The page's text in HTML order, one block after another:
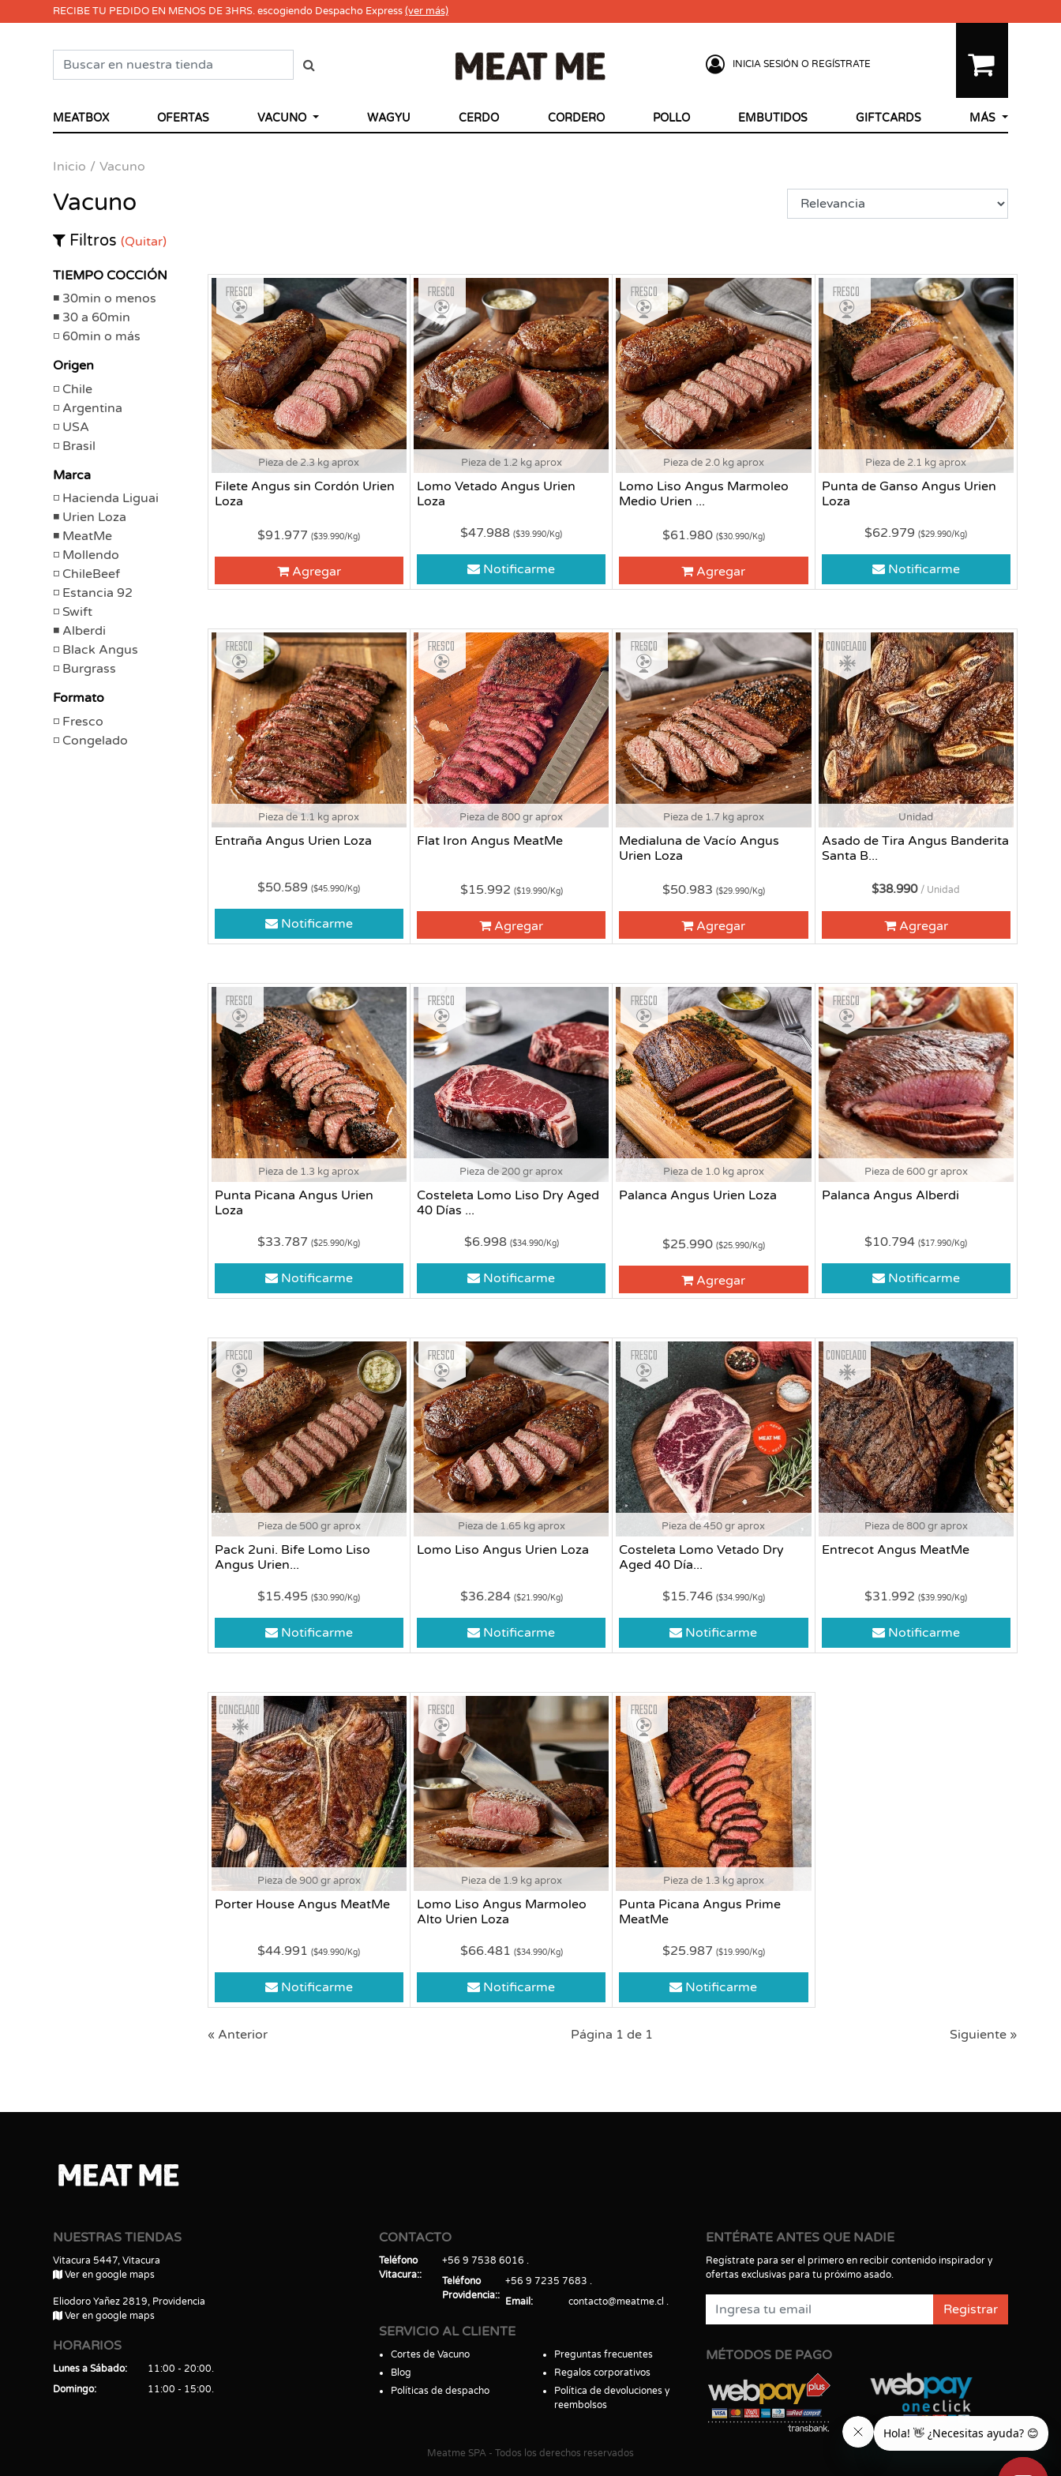
RECIBE TU PEDIDO EN MENOS DE 3HRS. escogiendo Despacho Express(ver más)
INICIA SESIÓN O REGÍSTRATE
MEATBOX OFERTAS VACUNO WAGYU CERDO CORDERO POLLO EMBUTIDOS GIFTCARDS MÁS
Inicio Vacuno
Vacuno
Filtros (Quitar)
TIEMPO COCCIÓN
30min o menos
30 a 60min
60min o más
Origen
Chile
Argentina
USA
Brasil
Marca
Hacienda Liguai
Urien Loza
MeatMe
Mollendo
ChileBeef
Estancia 92
Swift
Alberdi
Black Angus
Burgrass
Formato
Fresco
Congelado
Pieza de 2.3 kg aprox
Filete Angus sin Cordón Urien
Loza
Fresco
$91.977($39.990/Kg)
Agregar
Pieza de 1.2 kg aprox
Lomo Vetado Angus Urien
Loza
Fresco
$47.988($39.990/Kg)
Notificarme
Pieza de 2.0 kg aprox
Lomo Liso Angus Marmoleo
Medio Urien ...
Fresco
$61.980 ($30.990/Kg)
Agregar
Pieza de 2.1 kg aprox
Punta de Ganso Angus Urien
Loza
Fresco
$62.979($29.990/Kg)
Notificarme
Pieza de 1.1 kg aprox
Entraña Angus Urien Loza
Fresco
$50.589($45.990/Kg)
Notificarme
Pieza de 800 gr aprox
Flat Iron Angus MeatMe
Fresco
$15.992 ($19.990/Kg)
Agregar
Pieza de 1.7 kg aprox
Medialuna de Vacío Angus
Urien Loza
Fresco
$50.983 ($29.990/Kg)
Agregar
Unidad
Asado de Tira Angus Banderita
Santa B...
Congelado
$38.990 / Unidad
Agregar
Pieza de 1.3 kg aprox
Punta Picana Angus Urien
Loza
Fresco
$33.787($25.990/Kg)
Notificarme
Pieza de 200 gr aprox
Costeleta Lomo Liso Dry Aged
40 Días ...
Fresco
$6.998 ($34.990/Kg)
Notificarme
Pieza de 1.0 kg aprox
Palanca Angus Urien Loza
Fresco
$25.990 ($25.990/Kg)
Agregar
Pieza de 600 gr aprox
Palanca Angus Alberdi
Fresco
$10.794($17.990/Kg)
Notificarme
Pieza de 500 gr aprox
Pack 2uni. Bife Lomo Liso
Angus Urien...
Fresco
$15.495($30.990/Kg)
Notificarme
Pieza de 1.65 kg aprox
Lomo Liso Angus Urien Loza
Fresco
$36.284 ($21.990/Kg)
Notificarme
Pieza de 450 gr aprox
Costeleta Lomo Vetado Dry
Aged 40 Día...
Fresco
$15.746 ($34.990/Kg)
Notificarme
Pieza de 800 gr aprox
Entrecot Angus MeatMe
Congelado
$31.992($39.990/Kg)
Notificarme
Pieza de 900 gr aprox
Porter House Angus MeatMe
Congelado
$44.991($49.990/Kg)
Notificarme
Pieza de 1.9 kg aprox
Lomo Liso Angus Marmoleo
Alto Urien Loza
Fresco
$66.481 ($34.990/Kg)
Notificarme
Pieza de 1.3 kg aprox
Punta Picana Angus Prime
MeatMe
Fresco
$25.987 ($19.990/Kg)
Notificarme
« Anterior Página 1 de 1 Siguiente »
NUESTRAS TIENDAS
Vitacura 5447, Vitacura
Ver en google maps
Eliodoro Yañez 2819, Providencia
Ver en google maps
HORARIOS
Lunes a Sábado
11:00 - 20:00
Domingo
11:00 - 15:00
CONTACTO
Teléfono
Vitacura:
+56 9 7538 6016
Teléfono
Providencia:
+56 9 7235 7683
Email
contacto@meatme.cl
SERVICIO AL CLIENTE
Cortes de Vacuno
Blog
Políticas de despacho
Preguntas frecuentes
Regalos corporativos
Política de devoluciones y
reembolsos
ENTÉRATE ANTES QUE NADIE
Regístrate para ser el primero en recibir contenido inspirador y
ofertas exclusivas para tu próximo asado.
Registrar
MÉTODOS DE PAGO
Meatme SPA - Todos los derechos reservados